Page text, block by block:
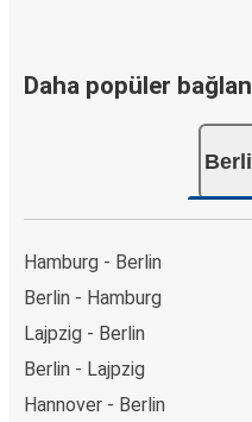
Daha popüler
Hamburg - Berlin
Berlin - Hamburg
Lajpzig - Berlin
Berlin - Lajpzig
Hannover - Berlin